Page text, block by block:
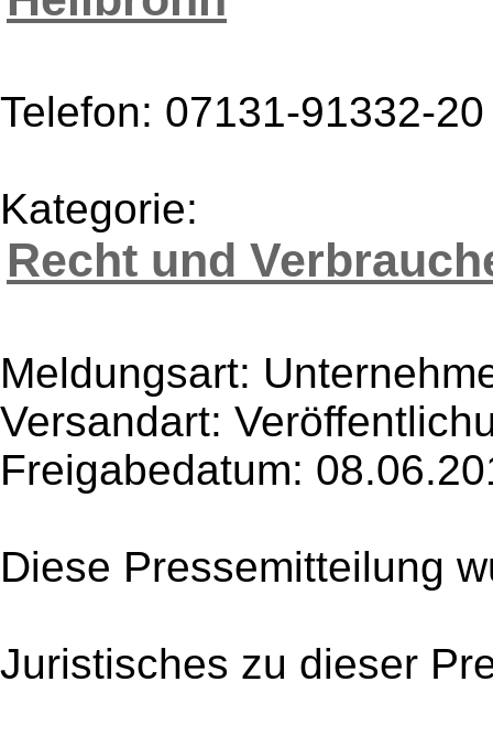
Telefon: 07131-91332-20
Kategorie:
Recht und
Meldungsart:
Versandart:
Freigabedatum:
Diese Pressemitteilung
Juristisches zu dieser